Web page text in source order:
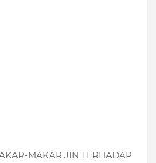
MAKAR JIN TERHADAP